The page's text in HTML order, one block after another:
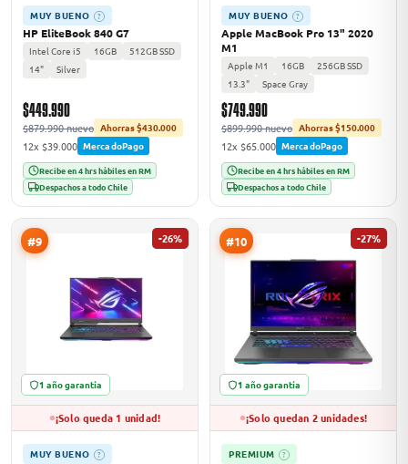
MUY BUENO ?
HP EliteBook 840 G7
Intel Core i5 16GB
512GB SSD
14"
Silver
$449.990
$879.990 nuevo Ahorras $430.000
12x $39.000 MercadoPago
Recibe en 4 hrs hábiles en RM
Despachos a todo Chile
MUY BUENO ?
Apple MacBook Pro 13" 2020
M1
Apple M1 16GB
256GB SSD
13.3"
Space Gray
$749.990
$899.990 nuevo Ahorras $150.000
12x $65.000 MercadoPago
Recibe en 4 hrs hábiles en RM
Despachos a todo Chile
#9 -26%
1 año garantía
¡Solo queda 1 unidad!
MUY BUENO ?
#10 -27%
1 año garantía
¡Solo quedan 2 unidades!
PREMIUM ?